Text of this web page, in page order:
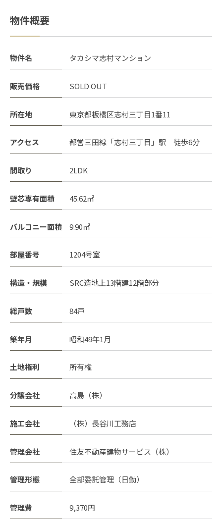
物件概要
物件名 タカシマ志村マンション
販売価格 SOLD OUT
所在地 東京都板橋区志村三丁目1番11
アクセス 都営三田線「志村三丁目」駅 徒歩6分
間取り 2LDK
壁芯専有面積 45.62㎡
バルコニー面積 9.90㎡
部屋番号 1204号室
構造・規模 SRC造地上13階建12階部分
総戸数 84戸
築年月 昭和49年1月
土地権利 所有権
分譲会社 高島（株）
施工会社 （株）長谷川工務店
管理会社 住友不動産建物サービス（株）
管理形態 全部委託管理（日勤）
管理費 9,370円